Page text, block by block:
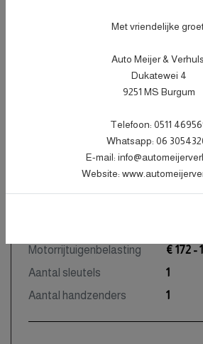
Station
Stof
Interieurkleur
Zwart
Motorrijtuigenbelasting
€ 172 -
Aantal sleutels
1
Aantal handzenders
1
Met vriendelijke
Auto Meijer &
Dukatewei 4
9251 MS Burgum
Telefoon: 0511
Whatsapp: 06
E-mail:
Website: